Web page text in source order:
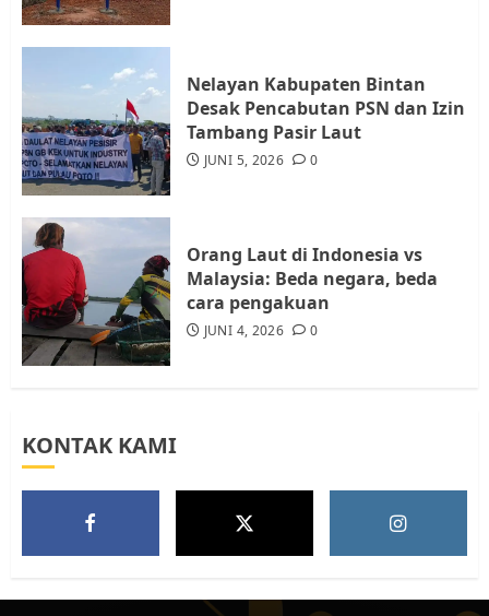
4
5
Warga Rempang Ajukan
Audiensi dengan Wali Kota
Batam, Soroti Aktivitas yang
Resahkan Warga
Nelayan Kabupaten Bintan
Desak Pencabutan PSN dan Izin
Tambang Pasir Laut
JUNI 5, 2026 0
Orang Laut di Indonesia vs
Malaysia: Beda negara, beda
cara pengakuan
JUNI 4, 2026 0
KONTAK KAMI